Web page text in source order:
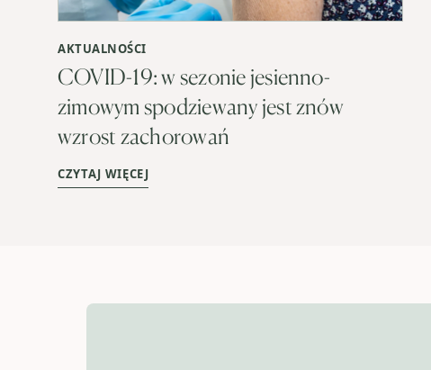
AKTUALNOŚCI
COVID-19: w sezonie jesienno-
zimowym spodziewany jest znów
wzrost zachorowań
CZYTAJ WIĘCEJ